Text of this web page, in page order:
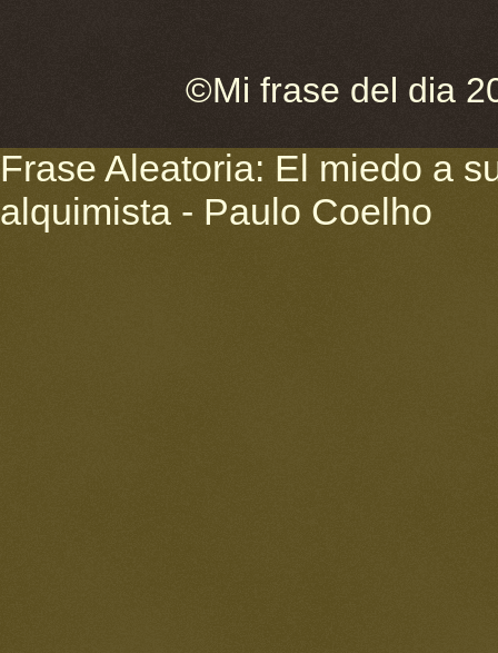
©Mi frase del dia
Frase Aleatoria: El miedo a
alquimista - Paulo Coelho